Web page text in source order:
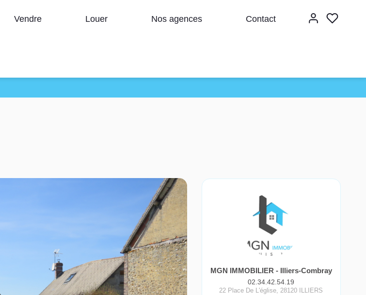
Vendre Louer Nos agences Contact
MGN IMMOBILIER - Illiers-Combray
02.34.42.54.19
22 Place De L'église,28120
ILLIERS